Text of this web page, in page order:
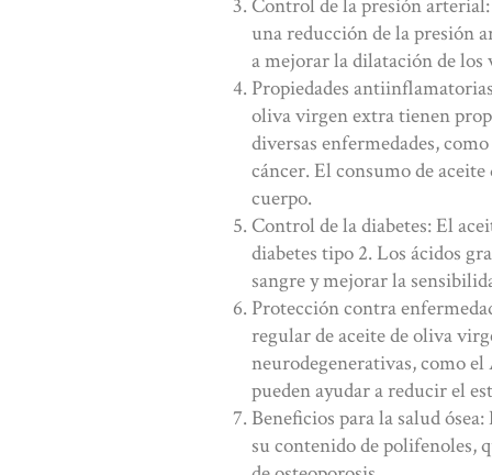
Control de la presión
una reducción de la presión
a mejorar la dilatación de los
Propiedades
oliva virgen extra tienen
diversas enfermedades,
cáncer. El consumo de
cuerpo.
Control de la diabetes: El
diabetes tipo 2. Los ácidos
sangre y mejorar la
Protección contra
regular de aceite de oliva
neurodegenerativas, como
pueden ayudar a reducir el
Beneficios para la salud
su contenido de polifenoles,